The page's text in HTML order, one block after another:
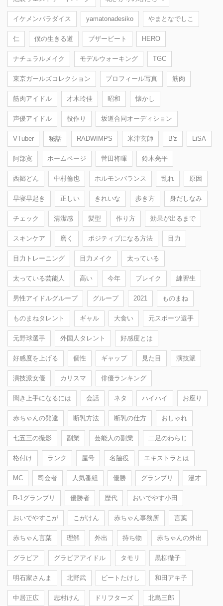
イケメンパラダイス yamatonadesiko やまとなでしこ
仁 僕の生きる道 ブザービート HERO
ナチュラルメイク モデルウォーキング TGC
東京ガールズコレクション プロフィール写真 筋肉
筋肉アイドル 才木玲佳 昭和 懐かし
声優アイドル 役作り 坂道合同オーディション
VTuber 秘話 RADWIMPS 米津玄師 B'z LiSA
阿部寛 ホームページ 菅田将暉 鈴木亮平
西郷どん 中村倫也 ホルモンバランス 乱れ 原因
早寝早起き 正しい きれいな 歩き方 身だしなみ
チェック 清潔感 髪型 作り方 効果が出るまで
スキンケア 磨く ポジティブになる方法 目力
目力トレーニング 目力メイク 太っている
太っている芸能人 高い 今年 ブレイク 練習生
男性アイドルグループ グループ 2021 ものまね
ものまねタレント ギャル 大食い 元スポーツ選手
元野球選手 外国人タレント 好感度とは
好感度を上げる 個性 ギャップ 見た目 演技派
演技派女優 カリスマ 俳優ランキング
聞き上手になるには 会話 ネタ ハイハイ お座り
赤ちゃんの発達 断乳方法 断乳の仕方 おしゃれ
七五三の撮影 副業 芸能人の副業 二足のわらじ
格付け ランク 屋号 名脇役 エキストラとは
MC 司会者 人気番組 優勝 グランプリ 漫才
R-1グランプリ 優勝者 歴代 おいでやす小田
おいでやすこが こがけん 赤ちゃん事務所 言葉
赤ちゃん言葉 理解 外出 持ち物 赤ちゃんの外出
グラビア グラビアアイドル タモリ 黒柳徹子
明石家さんま 北野武 ビートたけし 和田アキ子
中居正広 志村けん ドリフターズ 北島三郎